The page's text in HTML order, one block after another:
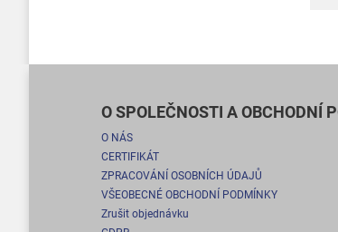
O SPOLEČNOSTI A OBCHODNÍ
O NÁS
CERTIFIKÁT
ZPRACOVÁNÍ OSOBNÍCH ÚDAJŮ
VŠEOBECNÉ OBCHODNÍ PODMÍNKY
Zrušit objednávku